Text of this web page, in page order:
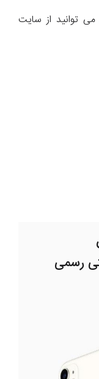
می توانید از سایت
رسمی